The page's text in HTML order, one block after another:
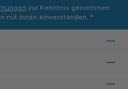
zur Kenntnis genommen
mit ihnen einverstanden. *